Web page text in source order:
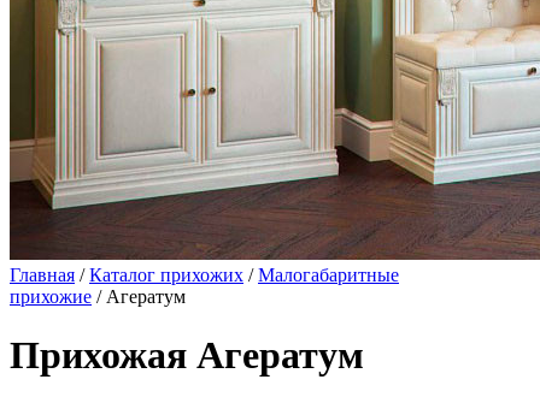
Главная /Каталог прихожих /Малогабаритные
прихожие / Агератум
Прихожая Агератум